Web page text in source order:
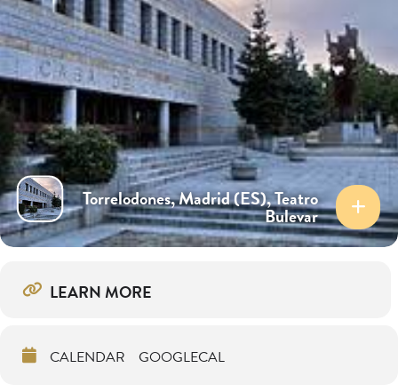
Torrelodones, Madrid (ES), Teatro
Bulevar
LEARN MORE
CALENDAR GOOGLECAL